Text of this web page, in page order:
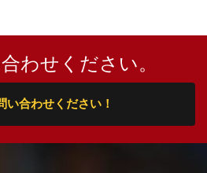
わせください。
い合わせください！